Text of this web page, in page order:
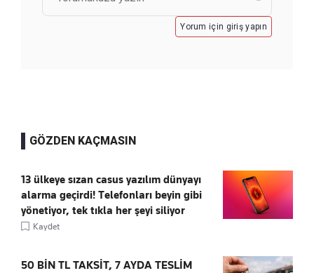
Yorum için giriş yapın
GÖZDEN KAÇMASIN
13 ülkeye sızan casus yazılım dünyayı
alarma geçirdi! Telefonları beyin gibi
yönetiyor, tek tıkla her şeyi siliyor
Kaydet
50 BİN TL TAKSİT, 7 AYDA TESLİM